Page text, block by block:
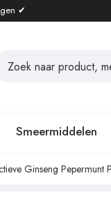
✔
Smeermiddelen
Ginseng Pepermunt